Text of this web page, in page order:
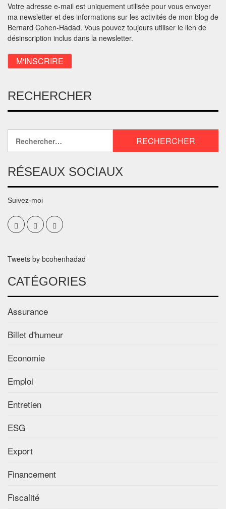
Votre adresse e-mail est uniquement utilisée pour vous envoyer
ma newsletter et des informations sur les activités de mon blog de
Bernard Cohen-Hadad. Vous pouvez toujours utiliser le lien de
désinscription inclus dans la newsletter.
RECHERCHER
RÉSEAUX SOCIAUX
Suivez-moi
Tweets by bcohenhadad
CATÉGORIES
Assurance
Billet d'humeur
Economie
Emploi
Entretien
ESG
Export
Financement
Fiscalité